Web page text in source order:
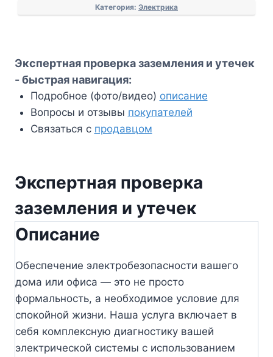
Категория: Электрика
Экспертная проверка заземления и утечек
- быстрая навигация:
Подробное (фото/видео) описание
Вопросы и отзывы покупателей
Связаться с продавцом
Экспертная проверка
заземления и утечек
Описание
Обеспечение электробезопасности вашего
дома или офиса — это не просто
формальность, а необходимое условие для
спокойной жизни. Наша услуга включает в
себя комплексную диагностику вашей
электрической системы с использованием